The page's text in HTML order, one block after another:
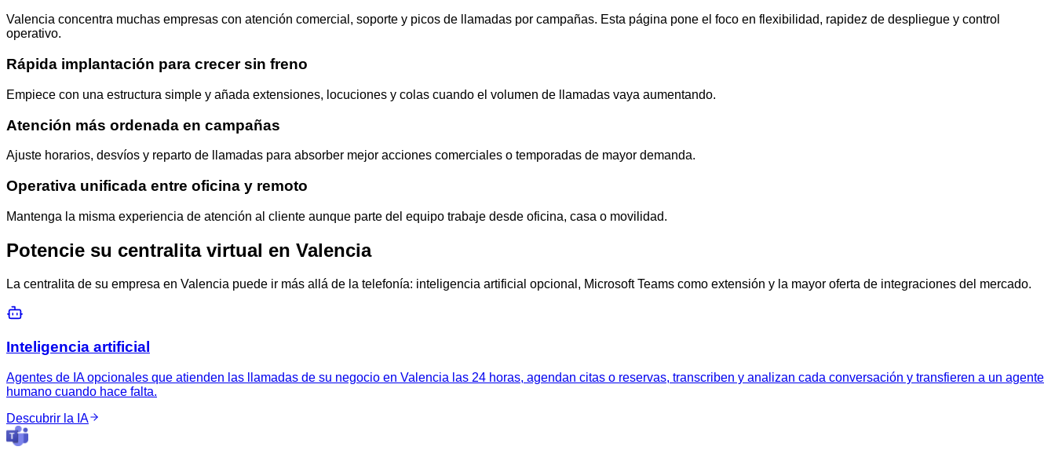
Valencia concentra muchas empresas con atención comercial, soporte y picos de llamadas por campañas. Esta página pone el foco en flexibilidad, rapidez de despliegue y control
operativo.
Rápida implantación para crecer sin freno
Empiece con una estructura simple y añada extensiones, locuciones y colas cuando el volumen de llamadas vaya aumentando.
Atención más ordenada en campañas
Ajuste horarios, desvíos y reparto de llamadas para absorber mejor acciones comerciales o temporadas de mayor demanda.
Operativa unificada entre oficina y remoto
Mantenga la misma experiencia de atención al cliente aunque parte del equipo trabaje desde oficina, casa o movilidad.
Potencie su centralita virtual en Valencia
La centralita de su empresa en Valencia puede ir más allá de la telefonía: inteligencia artificial opcional, Microsoft Teams como extensión y la mayor oferta de integraciones del mercado.
Inteligencia artificial
Agentes de IA opcionales que atienden las llamadas de su negocio en Valencia las 24 horas, agendan citas o reservas, transcriben y analizan cada conversación y transfieren a un agente
humano cuando hace falta.
Descubrir la IA